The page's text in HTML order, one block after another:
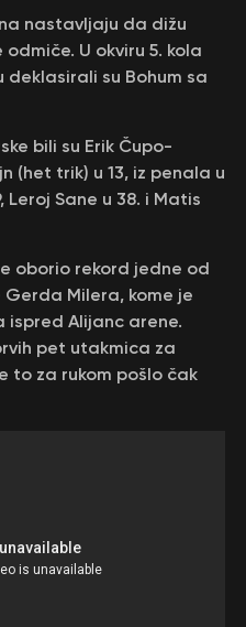
nastavljaju da dižu
U okviru 5. kola
deklasirali su Bohum sa
bili su Erik Čupo-
(het trik) u 13, iz penala u
Leroj Sane u 38. i Matis
oborio rekord jedne od
Milera, kome je
Alijanc arene.
pet utakmica za
to za rukom pošlo čak